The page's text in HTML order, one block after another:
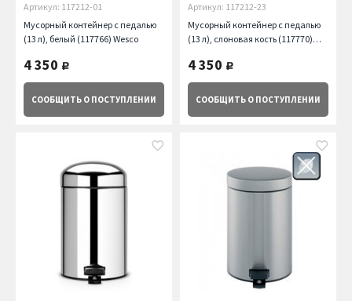
Артикул: 117212-01
Мусорный контейнер с педалью
(13 л), белый (117766) Wesco
4 350 руб.
СООБЩИТЬ О ПОСТУПЛЕНИИ
Артикул: 117212-23
Мусорный контейнер с педалью
(13 л), слоновая кость (117770)
4 350 руб.
СООБЩИТЬ О ПОСТУПЛЕНИИ